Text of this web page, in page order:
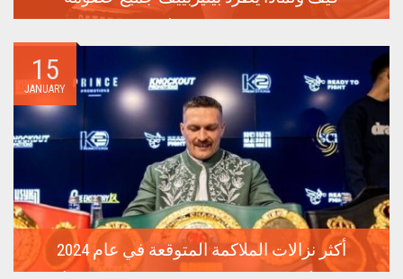
لقبه...
15
JANUARY
أكثر نزالات الملاكمة المتوقعة في عام 2024